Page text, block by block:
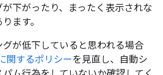
下がったり、まったく表示されな
ます。
が低下していると思われる場合
関するポリシーを見直し、自動シ